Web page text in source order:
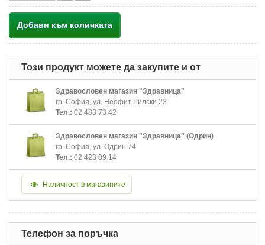
Добави към количката
Този продукт можете да закупите и от
Здравословен магазин "Здравница"
гр. София, ул. Неофит Рилски 23
Тел.: 02 483 73 42
Здравословен магазин "Здравница" (Одрин)
гр. София, ул. Одрин 74
Тел.: 02 423 09 14
Наличност в магазините
Телефон за поръчка